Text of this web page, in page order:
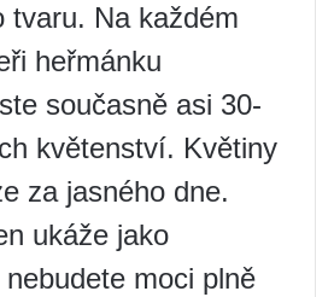
tvaru. Na každém
heřmánku
současně asi 30-
květenství. Květiny
za jasného dne.
ukáže jako
moci plně